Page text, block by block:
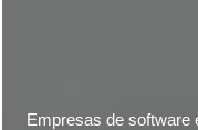
Empresas de software